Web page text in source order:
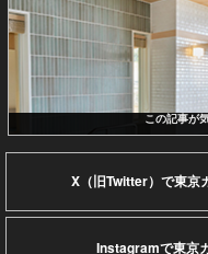
この記事が
X（旧Twitter）で東京
Instagramで東京